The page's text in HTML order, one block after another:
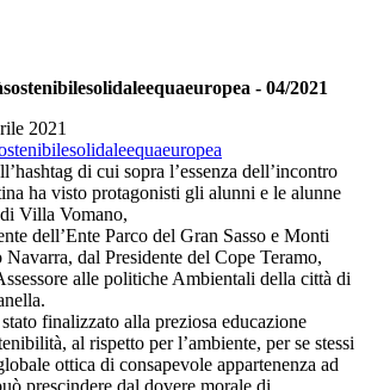
- 04/2021
2021
di cui sopra l’essenza dell’incontro
ha visto protagonisti gli alunni e le alunne
Villa Vomano,
dell’Ente Parco del Gran Sasso e Monti
dal Presidente del Cope Teramo,
alle politiche Ambientali della città di
finalizzato alla preziosa educazione
al rispetto per l’ambiente, per se stessi
ottica di consapevole appartenenza ad